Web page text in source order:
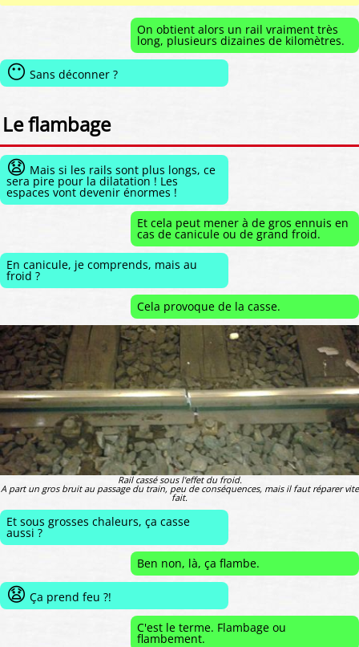
On obtient alors un rail vraiment très
long, plusieurs dizaines de kilomètres.
😶 Sans déconner ?
Le flambage
😧 Mais si les rails sont plus longs, ce
sera pire pour la dilatation ! Les
espaces vont devenir énormes !
Et cela peut mener à de gros ennuis en
cas de canicule ou de grand froid.
En canicule, je comprends, mais au
froid ?
Cela provoque de la casse.
Rail cassé sous l'effet du froid.
A part un gros bruit au passage du train, peu de conséquences, mais il faut réparer vite
fait.
Et sous grosses chaleurs, ça casse
aussi ?
Ben non, là, ça flambe.
😧 Ça prend feu ?!
C'est le terme. Flambage ou
flambement.